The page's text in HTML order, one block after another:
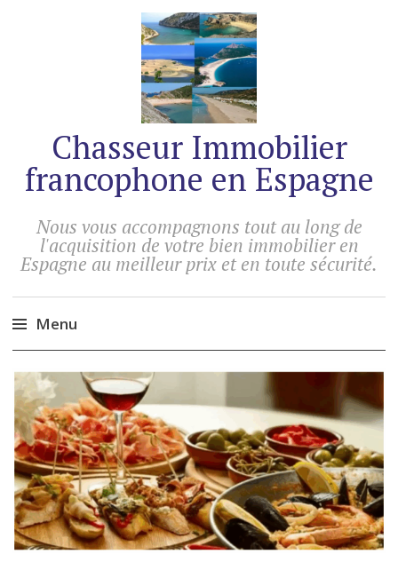
Chasseur Immobilier
francophone en Espagne
Nous vous accompagnons tout au long de
l'acquisition de votre bien immobilier en
Espagne au meilleur prix et en toute sécurité.
Menu
au
contenu